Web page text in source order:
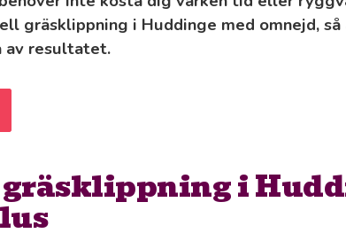
gräsklippning i Huddinge med omnejd,
av resultatet.
i